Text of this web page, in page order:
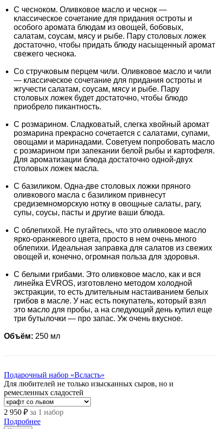
С чесноком. Оливковое масло и чеснок —
классическое сочетание для придания остроты и
особого аромата блюдам из овощей, бобовых,
салатам, соусам, мясу и рыбе. Пару столовых ложек
достаточно, чтобы придать блюду насыщенный аромат
свежего чеснока.
Со стручковым перцем чили. Оливковое масло и чили
— классическое сочетание для придания остроты и
жгучести салатам, соусам, мясу и рыбе. Пару
столовых ложек будет достаточно, чтобы блюдо
приобрело пикантность.
С розмарином. Сладковатый, слегка хвойный аромат
розмарина прекрасно сочетается с салатами, супами,
овощами и маринадами. Советуем попробовать масло
с розмарином при запекании белой рыбы и картофеля.
Для ароматизации блюда достаточно одной-двух
столовых ложек масла.
С базиликом. Одна-две столовых ложки пряного
оливкового масла с базиликом привнесут
средиземноморскую нотку в овощные салаты, рагу,
супы, соусы, пасты и другие ваши блюда.
С облепихой. Не пугайтесь, что это оливковое масло
ярко-оранжевого цвета, просто в нем очень много
облепихи. Идеальная заправка для салатов из свежих
овощей и, конечно, огромная польза для здоровья.
С белыми грибами. Это оливковое масло, как и вся
линейка EVROS, изготовлено методом холодной
экстракции, то есть длительным настаиванием белых
грибов в масле. У нас есть покупатель, который взял
это масло для пробы, а на следующий день купил еще
три бутылочки — про запас. Уж очень вкусное.
Объём: 250 мл
Подарочный набор «Всласть»
Для любителей не только изысканных сыров, но и
ремесленных сладостей
2 950 ₽ за 1 набор
Подробнее